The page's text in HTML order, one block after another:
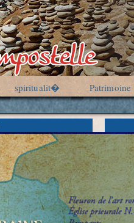
spiritualit� Patrimoine